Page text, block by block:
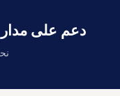
دعم على مدار